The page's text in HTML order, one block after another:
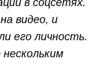
видео, и
его личность.